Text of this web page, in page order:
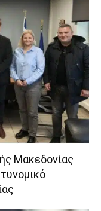
Μακεδονίας